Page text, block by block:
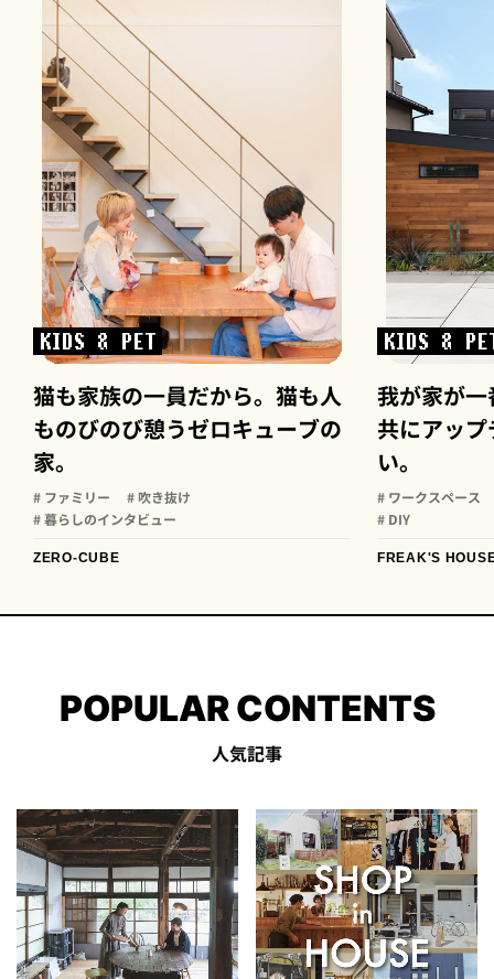
KIDS & PET
猫も家族の一員だから。猫も人
ものびのび憩うゼロキューブの
家。
# ファミリー
# 吹き抜け
# 暮らしのインタビュー
ZERO-CUBE
KIDS &
我が家が
共にアッ
い。
# ワークスペース
# DIY
FREAK'S
POPULAR CONTENTS
人気記事